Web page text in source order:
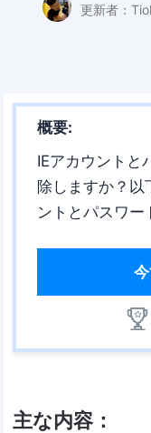
更新者：
概要:
IEアカウントと
除しますか？以
ントとパスワ
主な内容：